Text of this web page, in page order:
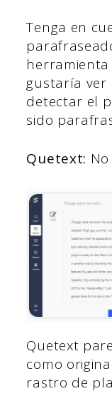
Tenga en
gustaría ver
detectar el
sido
Quetext:
Quetext
como
rastro de